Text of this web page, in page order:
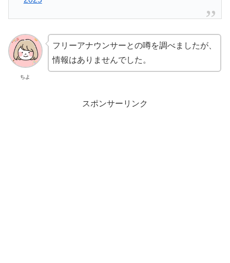
ちよ
フリーアナウンサーとの噂を調べましたが、
情報はありませんでした。
スポンサーリンク